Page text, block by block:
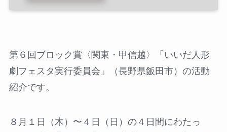
第６回ブロック賞〈関東・甲信越〉「いいだ人形
劇フェスタ実行委員会」（長野県飯田市）の活動
紹介です。
８月１日（木）〜４日（日）の４日間にわたっ